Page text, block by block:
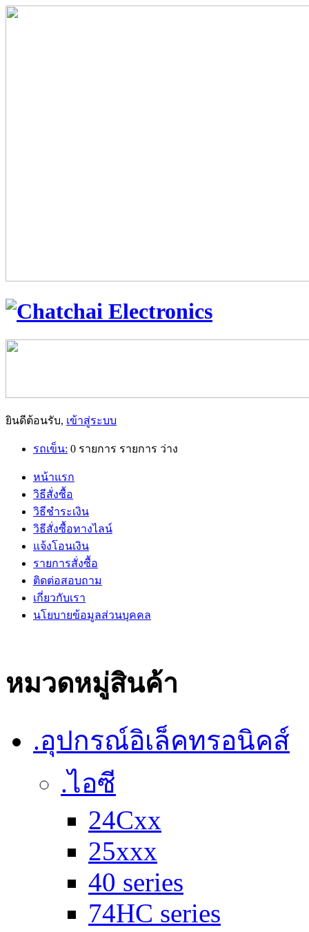
ยินดีต้อนรับ, เข้าสู่ระบบ
รถเข็น: 0 รายการ รายการ ว่าง
หน้าแรก
วิธีสั่งซื้อ
วิธีชำระเงิน
วิธีสั่งซื้อทางไลน์
แจ้งโอนเงิน
รายการสั่งซื้อ
ติดต่อสอบถาม
เกี่ยวกับเรา
นโยบายข้อมูลส่วนบุคคล
หมวดหมู่สินค้า
.อุปกรณ์อิเล็คทรอนิคส์
.ไอซี
24Cxx
25xxx
40 series
74HC series